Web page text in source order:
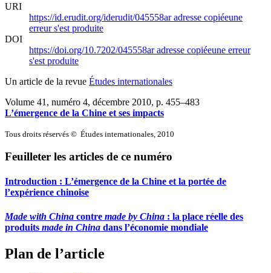
URI
https://id.erudit.org/iderudit/045558aradresse copiéeune
erreur s'est produite
DOI
https://doi.org/10.7202/045558aradresse copiéeune erreur
s'est produite
Un article de la revue Études internationales
Volume 41, numéro 4, décembre 2010, p. 455–483
L’émergence de la Chine et ses impacts
Tous droits réservés © Études internationales, 2010
Feuilleter les articles de ce numéro
Introduction : L’émergence de la Chine et la portée de
l’expérience chinoise
Made with China contre made by China : la place réelle des
produits made in China dans l’économie mondiale
Plan de l’article